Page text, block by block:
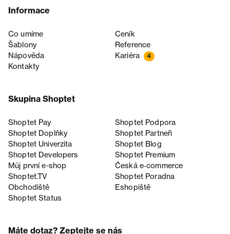
Informace
Co umíme
Ceník
Šablony
Reference
Nápověda
Kariéra 4
Kontakty
Skupina Shoptet
Shoptet Pay
Shoptet Podpora
Shoptet Doplňky
Shoptet Partneři
Shoptet Univerzita
Shoptet Blog
Shoptet Developers
Shoptet Premium
Můj první e-shop
Česká e‑commerce
Shoptet.TV
Shoptet Poradna
Obchodiště
Eshopiště
Shoptet Status
Máte dotaz? Zeptejte se nás